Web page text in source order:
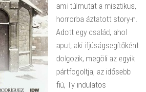
ami túlmutat a misztikus,
horrorba áztatott story-n.
Adott egy család, ahol
aput, aki ifjúságsegítőként
dolgozik, megöli az egyik
pártfogoltja, az idősebb
fiú, Ty indulatos